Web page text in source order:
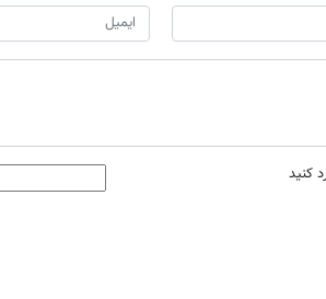
کنید